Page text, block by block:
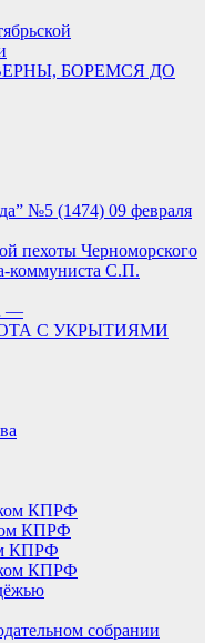
БОРЕМСЯ ДО
№5 (1474) 09 февраля
пехоты Черноморского
коммуниста С.П.
—
С УКРЫТИЯМИ
КПРФ
КПРФ
КПРФ
КПРФ
собрании